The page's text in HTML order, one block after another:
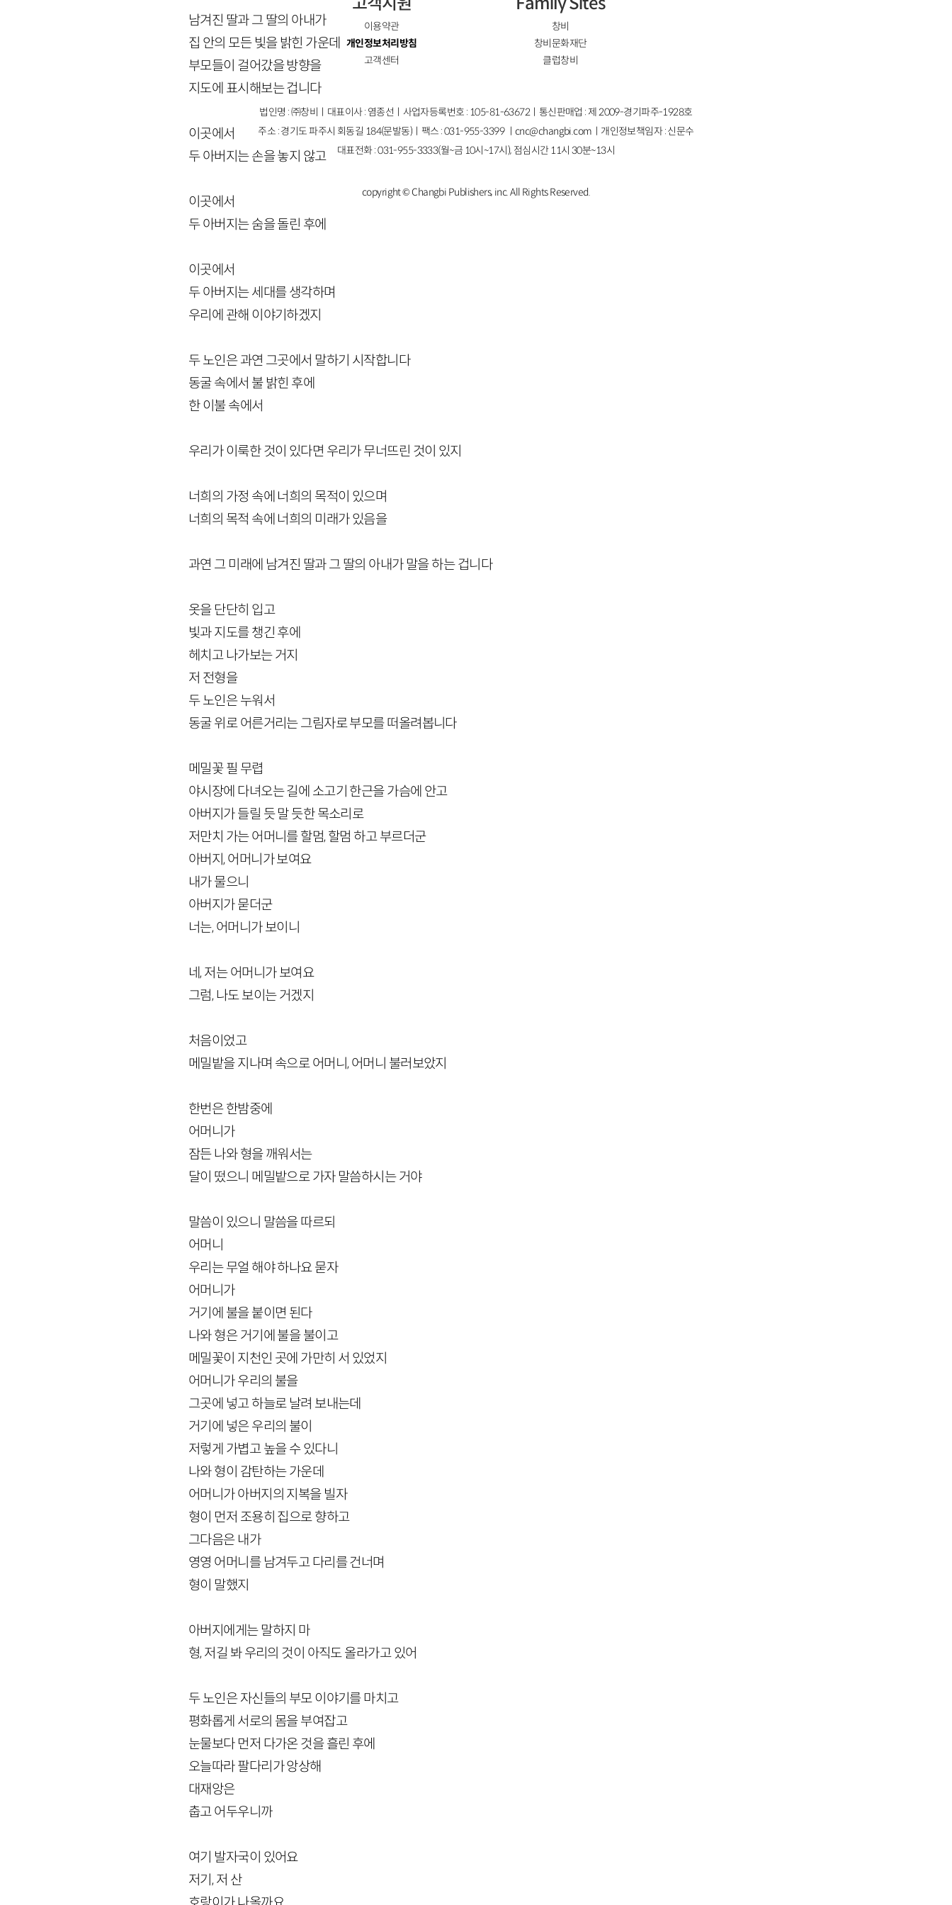
남겨진 딸과 그 딸의 아내가
집 안의 모든 빛을 밝힌 가운데
부모들이 걸어갔을 방향을
지도에 표시해보는 겁니다
이곳에서
두 아버지는 손을 놓지 않고
이곳에서
두 아버지는 숨을 돌린 후에
이곳에서
두 아버지는 세대를 생각하며
우리에 관해 이야기하겠지
두 노인은 과연 그곳에서 말하기 시작합니다
동굴 속에서 불 밝힌 후에
한 이불 속에서
우리가 이룩한 것이 있다면 우리가 무너뜨린 것이 있지
너희의 가정 속에 너희의 목적이 있으며
너희의 목적 속에 너희의 미래가 있음을
과연 그 미래에 남겨진 딸과 그 딸의 아내가 말을 하는 겁니다
옷을 단단히 입고
빛과 지도를 챙긴 후에
헤치고 나가보는 거지
저 전형을
두 노인은 누워서
동굴 위로 어른거리는 그림자로 부모를 떠올려봅니다
메밀꽃 필 무렵
야시장에 다녀오는 길에 소고기 한근을 가슴에 안고
아버지가 들릴 듯 말 듯한 목소리로
저만치 가는 어머니를 할멈, 할멈 하고 부르더군
아버지, 어머니가 보여요
내가 물으니
아버지가 묻더군
너는, 어머니가 보이니
네, 저는 어머니가 보여요
그럼, 나도 보이는 거겠지
처음이었고
메밀밭을 지나며 속으로 어머니, 어머니 불러보았지
한번은 한밤중에
어머니가
잠든 나와 형을 깨워서는
달이 떴으니 메밀밭으로 가자 말씀하시는 거야
말씀이 있으니 말씀을 따르되
어머니
우리는 무얼 해야 하나요 묻자
어머니가
거기에 불을 붙이면 된다
나와 형은 거기에 불을 불이고
메밀꽃이 지천인 곳에 가만히 서 있었지
어머니가 우리의 불을
그곳에 넣고 하늘로 날려 보내는데
거기에 넣은 우리의 불이
저렇게 가볍고 높을 수 있다니
나와 형이 감탄하는 가운데
어머니가 아버지의 지복을 빌자
형이 먼저 조용히 집으로 향하고
그다음은 내가
영영 어머니를 남겨두고 다리를 건너며
형이 말했지
아버지에게는 말하지 마
형, 저길 봐 우리의 것이 아직도 올라가고 있어
두 노인은 자신들의 부모 이야기를 마치고
평화롭게 서로의 몸을 부여잡고
눈물보다 먼저 다가온 것을 흘린 후에
오늘따라 팔다리가 앙상해
대재앙은
춥고 어두우니까
여기 발자국이 있어요
저기, 저 산
이용약관
개인정보처리방침
고객센터
창비
창비문화재단
클럽창비
법인명 : ㈜창비ㅣ대표이사 : 염종선ㅣ사업자등록번호 : 105-81-63672ㅣ통신판매업 : 제 2009-경기파주-1928호
주소 : 경기도 파주시 회동길 184(문발동)ㅣ팩스 : 031-955-3399 ㅣcnc@changbi.com ㅣ개인정보책임자 : 신문수
대표전화 : 031-955-3333(월~금 10시~17시), 점심시간 11시 30분~13시
copyright © Changbi Publishers, inc. All Rights Reserved.